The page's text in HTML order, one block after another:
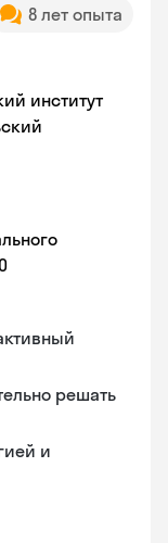
8 лет опыта
институт
решать
и